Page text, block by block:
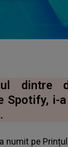
dintre
Spotify, i-
numit pe